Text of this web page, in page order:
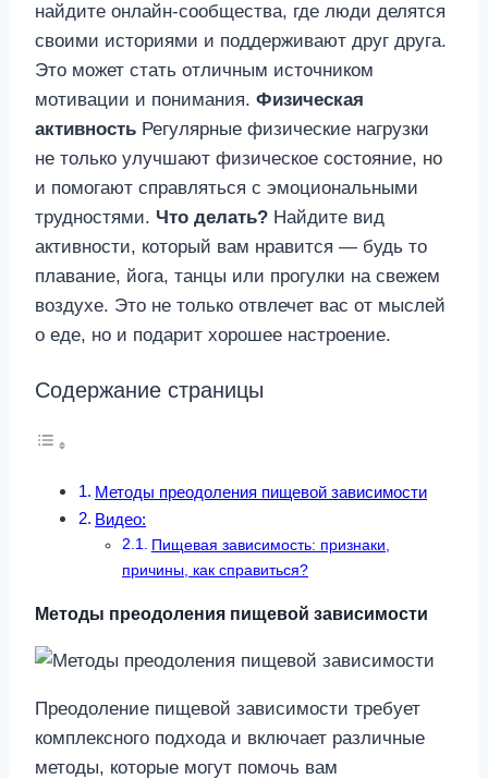
найдите онлайн-сообщества, где люди делятся
своими историями и поддерживают друг друга.
Это может стать отличным источником
мотивации и понимания. Физическая
активность Регулярные физические нагрузки
не только улучшают физическое состояние, но
и помогают справляться с эмоциональными
трудностями. Что делать? Найдите вид
активности, который вам нравится — будь то
плавание, йога, танцы или прогулки на свежем
воздухе. Это не только отвлечет вас от мыслей
о еде, но и подарит хорошее настроение.
Содержание страницы
Методы преодоления пищевой зависимости
Видео:
Пищевая зависимость: признаки,
причины, как справиться?
Методы преодоления пищевой зависимости
Преодоление пищевой зависимости требует
комплексного подхода и включает различные
методы, которые могут помочь вам